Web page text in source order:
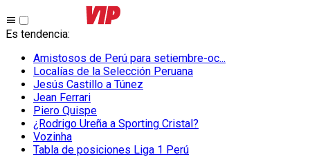
Es tendencia:
Amistosos de Perú para setiembre-oc...
Localías de la Selección Peruana
Jesús Castillo a Túnez
Jean Ferrari
Piero Quispe
¿Rodrigo Ureña a Sporting Cristal?
Vozinha
Tabla de posiciones Liga 1 Perú